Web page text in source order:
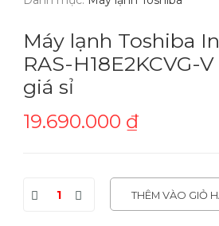
Máy lạnh Toshiba
RAS-H18E2KCVG-
giá sỉ
19.690.000 ₫
THÊM VÀO GIỎ